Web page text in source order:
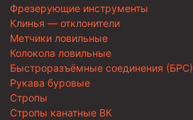
Фрезерующие инструменты
Клинья — отклонители
Метчики ловильные
Колокола ловильные
Быстроразъёмные соединения (БРС)
Рукава буровые
Стропы
Стропы канатные ВК